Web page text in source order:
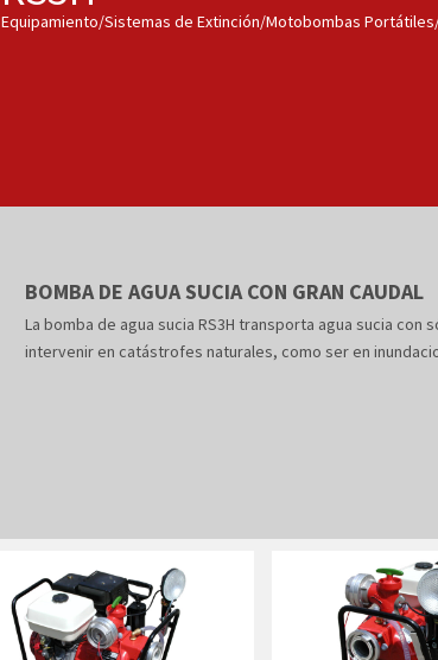
Equipamiento/Sistemas de Extinción/Motobombas Portátiles/
BOMBA DE AGUA SUCIA CON GRAN CAUDAL
La bomba de agua sucia RS3H transporta agua sucia
intervenir en catástrofes naturales, como ser en